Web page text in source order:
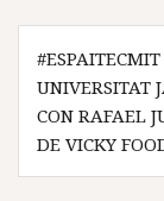
de
entradas
UNIVERSITAT
CON RAFAEL
DE VICKY